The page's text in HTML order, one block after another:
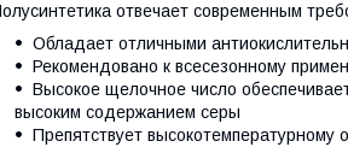
отвечает современным
Обладает отличными
Рекомендовано к всесезонному
Высокое щелочное число
высоким содержанием серы
Препятствует